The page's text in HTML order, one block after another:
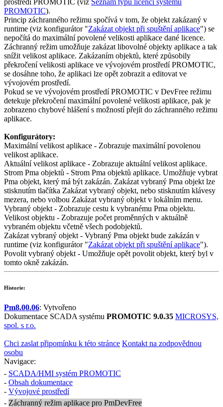
prostředí PROMOTIC (viz Seznam typů licencí systému
PROMOTIC).
Princip záchranného režimu spočívá v tom, že objekt zakázaný v
runtime (viz konfigurátor "Zakázat objekt při spuštění aplikace") se
nepočítá do maximální povolené velikosti aplikace dané licence.
Záchranný režim umožňuje zakázat libovolné objekty aplikace a tak
snížit velikost aplikace. Zakázaním objektů, které způsobily
překročení velikosti aplikace ve vývojovém prostředí PROMOTIC,
se dosáhne toho, že aplikaci lze opět zobrazit a editovat ve
vývojovém prostředí.
Pokud se ve vývojovém prostředí PROMOTIC v DevFree režimu
detekuje překročení maximální povolené velikosti aplikace, pak je
zobrazeno chybové hlášení s možností přejít do záchranného režimu
aplikace.
Konfigurátory:
Maximální velikost aplikace - Zobrazuje maximální povolenou
velikost aplikace.
Aktuální velikost aplikace - Zobrazuje aktuální velikost aplikace.
Strom Pma objektů - Strom Pma objektů aplikace. Umožňuje vybrat
Pma objekt, který má být zakázán. Zakázat vybraný Pma objekt lze
stisknutím tlačítka Zakázat vybraný objekt, nebo stisknutím klávesy
mezera, nebo volbou Zakázat vybraný objekt v lokálním menu.
Vybraný objekt - Zobrazuje cestu k vybranému Pma objektu.
Velikost objektu - Zobrazuje počet proměnných v aktuálně
vybraném objektu včetně všech podobjektů.
Zakázat vybraný objekt - Vybraný Pma objekt bude zakázán v
runtime (viz konfigurátor "Zakázat objekt při spuštění aplikace").
Povolit vybraný objekt - Umožňuje opět povolit objekt, který byl v
tomto okně zakázán.
Historie:
Pm8.00.06: Vytvořeno
Dokumentace SCADA systému PROMOTIC 9.0.35 MICROSYS,
spol. s r.o.
Chci zaslat připomínku k této stránce Kontakt na zodpovědnou
osobu
Navigace:
- SCADA/HMI systém PROMOTIC
- Obsah dokumentace
- Vývojové prostředí
- Záchranný režim aplikace pro PmDevFree